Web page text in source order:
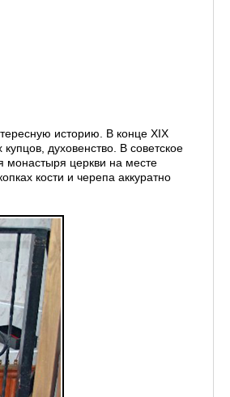
историю. В конце XIX
духовенство. В советское
монастыря церкви на месте
кости и черепа аккуратно